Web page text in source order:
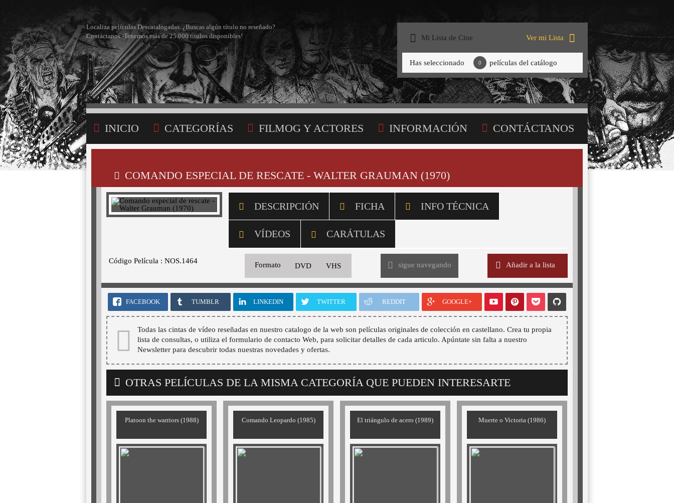
Localiza películas Descatalogadas. ¿Buscas algún título no reseñado?
Contáctanos -Tenemos más de 25.000 títulos disponibles!
Mi Lista de Cine Ver mi Lista
Has seleccionado 0 películas del catálogo
INICIO CATEGORÍAS FILMOG Y ACTORES INFORMACIÓN CONTÁCTANOS
COMANDO ESPECIAL DE RESCATE - WALTER GRAUMAN (1970)
DESCRIPCIÓN FICHA INFO TÉCNICA
VÍDEOS CARÁTULAS
Código Película : NOS.1464
Formato DVD VHS sigue navegando Añadir a la lista
FACEBOOK TUMBLR LINKEDIN TWITTER REDDIT GOOGLE+
Todas las cintas de vídeo reseñadas en nuestro catalogo de la web son películas originales de colección en castellano. Crea tu propia
lista de consultas, o utiliza el formulario de contacto Web, para solicitar detalles de cada articulo. Apúntate sin falta a nuestro
Newsletter para descubrir todas nuestras novedades y ofertas.
OTRAS PELÍCULAS DE LA MISMA CATEGORÍA QUE PUEDEN INTERESARTE
Platoon the warriors (1988) Comando Leopardo (1985) El triángulo de acero (1989) Muerte o Victoria (1986)